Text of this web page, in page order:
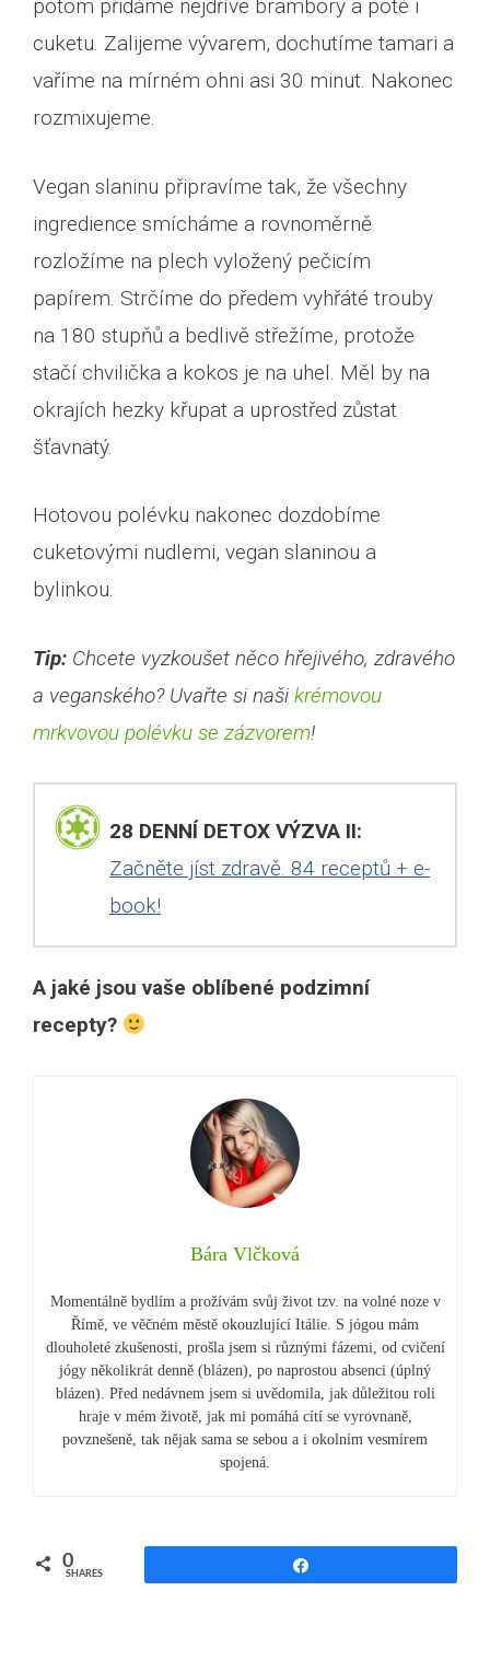
potom přidáme nejdříve brambory a poté i
cuketu. Zalijeme vývarem, dochutíme tamari a
vaříme na mírném ohni asi 30 minut. Nakonec
rozmixujeme.
Vegan slaninu připravíme tak, že všechny
ingredience smícháme a rovnoměrně
rozložíme na plech vyložený pečicím
papírem. Strčíme do předem vyhřáté trouby
na 180 stupňů a bedlivě střežíme, protože
stačí chvilička a kokos je na uhel. Měl by na
okrajích hezky křupat a uprostřed zůstat
šťavnatý.
Hotovou polévku nakonec dozdobíme
cuketovými nudlemi, vegan slaninou a
bylinkou.
Tip: Chcete vyzkoušet něco hřejivého, zdravého
a veganského? Uvařte si naši krémovou
mrkvovou polévku se zázvorem!
28 DENNÍ DETOX VÝZVA II:
Začněte jíst zdravě. 84 receptů + e-
book!
A jaké jsou vaše oblíbené podzimní
recepty?
Bára Vlčková
Momentálně bydlím a prožívám svůj život tzv. na volné noze v
Římě, ve věčném městě okouzlující Itálie. S jógou mám
dlouholeté zkušenosti, prošla jsem si různými fázemi, od cvičení
jógy několikrát denně (blázen), po naprostou absenci (úplný
blázen). Před nedávnem jsem si uvědomila, jak důležitou roli
hraje v mém životě, jak mi pomáhá cítí se vyrovnaně,
povznešeně, tak nějak sama se sebou a i okolním vesmírem
spojená.
0
SHARES